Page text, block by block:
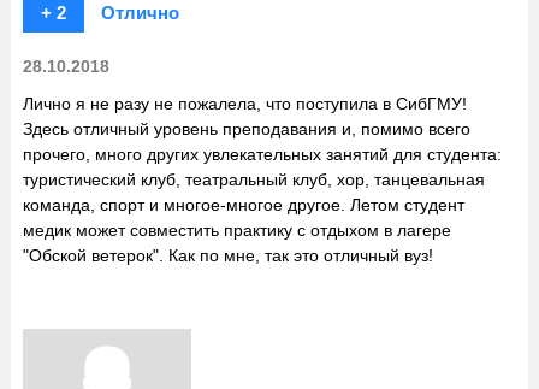
+ 2
Отлично
28.10.2018
Лично я не разу не пожалела, что поступила в СибГМУ!
Здесь отличный уровень преподавания и, помимо всего
прочего, много других увлекательных занятий для студента:
туристический клуб, театральный клуб, хор, танцевальная
команда, спорт и многое-многое другое. Летом студент
медик может совместить практику с отдыхом в лагере
"Обской ветерок". Как по мне, так это отличный вуз!